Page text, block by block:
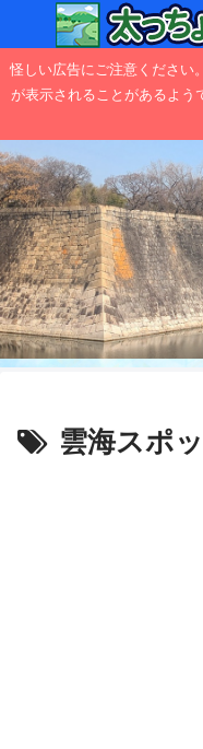
怪しい広告にご注意ください
が表示されることがあるよう
雲海スポ